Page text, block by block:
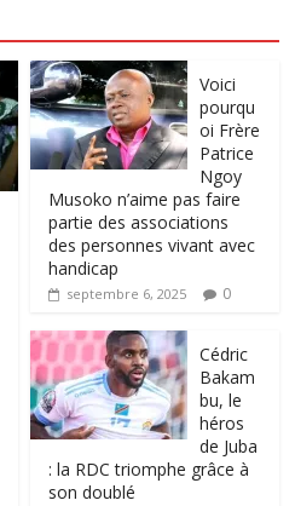
Voici
pourqu
oi Frère
Patrice
Ngoy
Musoko n’aime pas faire
partie des associations
des personnes vivant avec
handicap
septembre 6, 2025 0
‎Cédric
Bakam
bu, le
héros
de Juba
: la RDC triomphe grâce à
son doublé